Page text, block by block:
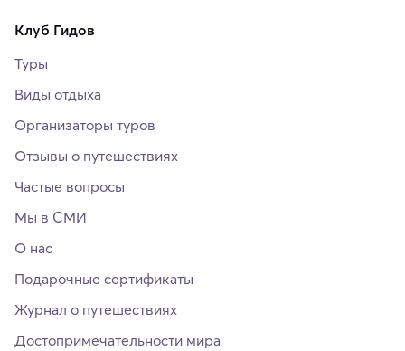
Клуб Гидов
Туры
Виды отдыха
Организаторы туров
Отзывы о путешествиях
Частые вопросы
Мы в СМИ
О нас
Подарочные сертификаты
Журнал о путешествиях
Достопримечательности мира